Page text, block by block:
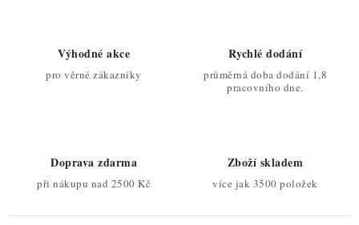
Výhodné akce
pro věrné zákazníky
Rychlé dodání
průměrná doba dodání 1,8
pracovního dne.
Doprava zdarma
při nákupu nad 2500 Kč
Zboží skladem
více jak 3500 položek